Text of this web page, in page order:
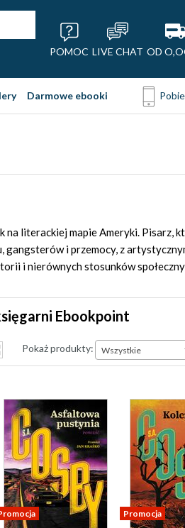
POMOC LIVE CHAT OD
Darmowe ebooki
na literackiej mapie Ameryki. Pisarz,
i przemocy, z
i nierównych stosunków
Ebookpoint
Pokaż produkty: Wszystkie
Promocja